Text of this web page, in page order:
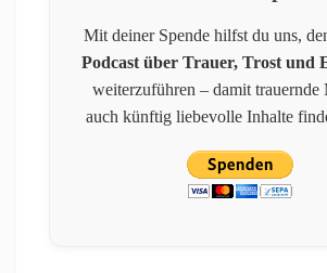
Mit deiner Spende hilfst du uns,
Podcast über Trauer, Trost und
weiterzuführen – damit trauernde
auch künftig liebevolle Inhalte